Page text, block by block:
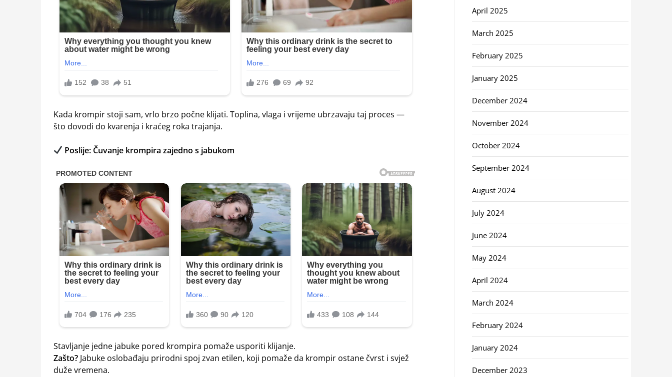
Kada krompir stoji sam, vrlo brzo počne klijati. Toplina, vlaga i vrijeme ubrzavaju taj proces —
što dovodi do kvarenja i kraćeg roka trajanja.
Poslije: Čuvanje krompira zajedno s jabukom
Stavljanje jedne jabuke pored krompira pomaže usporiti klijanje.
Zašto? Jabuke oslobađaju prirodni spoj zvan etilen, koji pomaže da krompir ostane čvrst i svjež
duže vremena.
April 2025
March 2025
February 2025
January 2025
December 2024
November 2024
October 2024
September 2024
August 2024
July 2024
June 2024
May 2024
April 2024
March 2024
February 2024
January 2024
December 2023